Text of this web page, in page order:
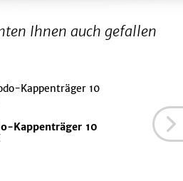
Ihnen auch gefallen
Kappenträger 10